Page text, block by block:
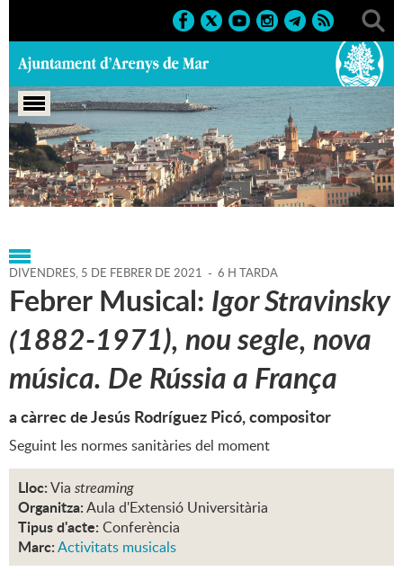
Portada > Agenda > 05-02-
2021 > Marcs > Culturals > 2021 > Activitats musicals
DIVENDRES, 5 DE FEBRER DE 2021 - 6 H TARDA
Febrer Musical: Igor Stravinsky
(1882-1971), nou segle, nova
música. De Rússia a França
a càrrec de Jesús Rodríguez Picó, compositor
Seguint les normes sanitàries del moment
Lloc:Via streaming
Organitza:Aula d'Extensió Universitària
Tipus d'acte: Conferència
Marc:Activitats musicals